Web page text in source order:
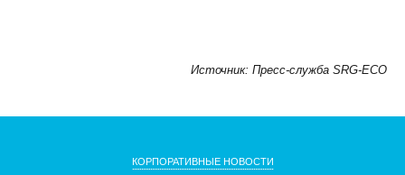
Источник: Пресс-служба SRG-ECO
КОРПОРАТИВНЫЕ НОВОСТИ